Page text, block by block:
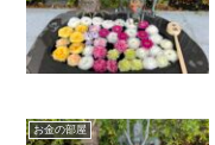
お金の部屋